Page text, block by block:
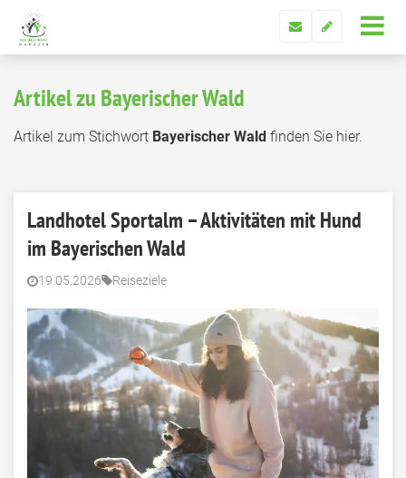
Artikel zu Bayerischer Wald
Artikel zum Stichwort Bayerischer Wald finden Sie hier.
Landhotel Sportalm – Aktivitäten mit Hund
im Bayerischen Wald
19.05.2026 Reiseziele